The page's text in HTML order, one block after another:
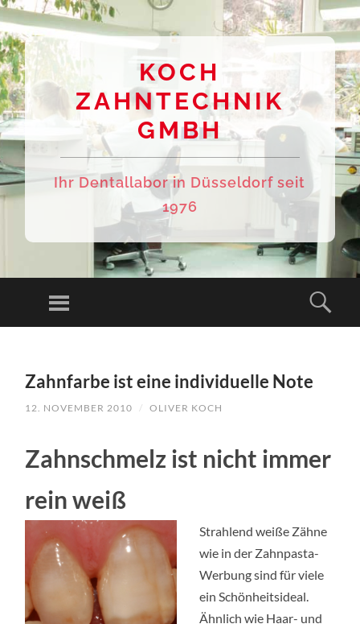
KOCH
ZAHNTECHNIK
GMBH
Ihr Dentallabor in Düsseldorf seit
1976
Menu
CONTENT
Zahnfarbe ist eine individuelle Note
12. NOVEMBER 2010 / OLIVER KOCH
Zahnschmelz ist nicht immer
rein weiß
Strahlend weiße Zähne
wie in der Zahnpasta-
Werbung sind für viele
ein Schönheitsideal.
Ähnlich wie Haar- und